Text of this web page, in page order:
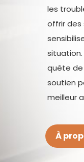
les
offrir des
quête
soutien
meilleur
À